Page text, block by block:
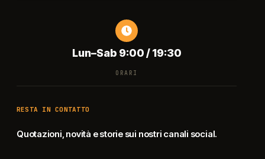
Lun–Sab 9:00 / 19:30
ORARI
RESTA IN CONTATTO
Quotazioni, novità e storie sui nostri canali social.